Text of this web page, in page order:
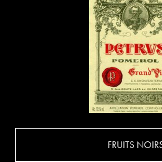
FRUITS